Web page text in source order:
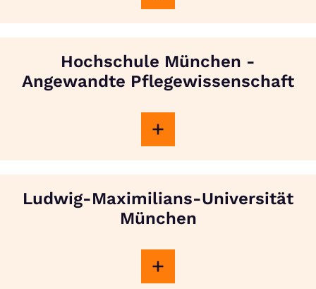
Hochschule München -
Angewandte Pflegewissenschaft
Ludwig-Maximilians-Universität
München